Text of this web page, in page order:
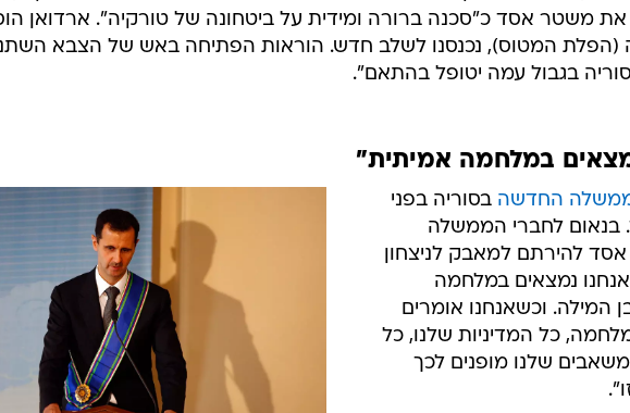
את משטר אסד כ"סכנה ברורה ומידית על ביטחונה של טורקיה". ארדואן
המטוס), נכנסנו לשלב חדש. הוראות הפתיחה באש של הצבא
בגבול עמה יטופל בהתאם".
במלחמה אמיתית"
החדשה בסוריה בפני
בנאום לחברי הממשלה
להירתם למאבק לניצחון
נמצאים במלחמה
המילה. וכשאנחנו אומרים
כל המדיניות שלנו, כל
שלנו מופנים לכך